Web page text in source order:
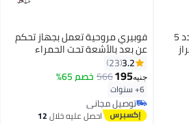
ار سي لعبة حفارة مزودة بعدد 5 فوبيري مروحية تعمل بجهاز تحكم
عن بعد بالأشعة تحت الحمراء
3.2
23
جنيه195
566 خصم 65%
6+ سنوات
توصيل مجاني
توصيل مجانياحصل عليه خلال12